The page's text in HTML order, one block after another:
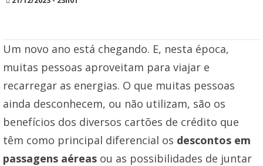
Um novo ano está chegando. E, nesta época,
muitas pessoas aproveitam para viajar e
recarregar as energias. O que muitas pessoas
ainda desconhecem, ou não utilizam, são os
benefícios dos diversos cartões de crédito que
têm como principal diferencial os descontos em
passagens aéreas ou as possibilidades de juntar